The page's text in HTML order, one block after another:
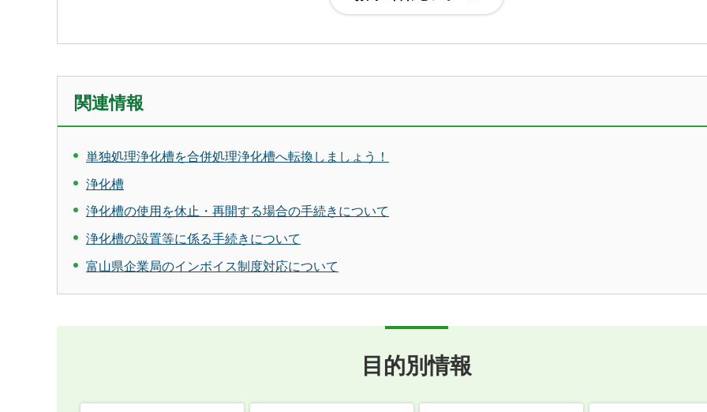
関連情報
単独処理浄化槽を合併処理浄化槽へ転換しましょう！
浄化槽
浄化槽の使用を休止・再開する場合の手続きについて
浄化槽の設置等に係る手続きについて
富山県企業局のインボイス制度対応について
目的別情報